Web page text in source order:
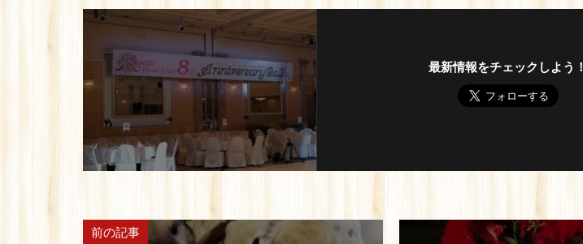
最新情報をチェックしよう！
前の記事